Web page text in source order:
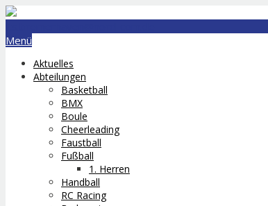
Menü
Aktuelles
Abteilungen
Basketball
BMX
Boule
Cheerleading
Faustball
Fußball
1. Herren
Handball
RC Racing